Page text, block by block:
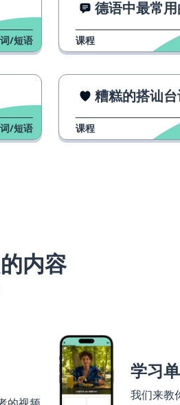
/短语
德语中最常
课程
/短语
糟糕的搭讪
课程
内容
学习
我们来教